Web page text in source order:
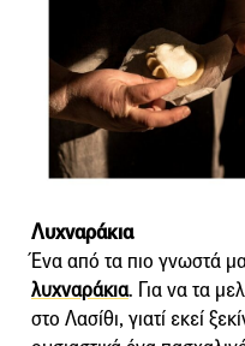
Λυχναράκια
Ένα από τα πιο γνωστά
λυχναράκια. Για να τα
στο Λασίθι, γιατί εκεί